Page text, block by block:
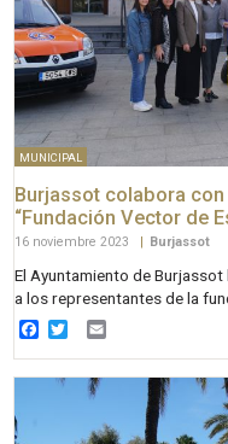
MUNICIPAL
Burjassot colabora
“Fundación Vector de
16 noviembre 2023 Burjassot
El Ayuntamiento de
a los representantes de la
Facebook
Twitter